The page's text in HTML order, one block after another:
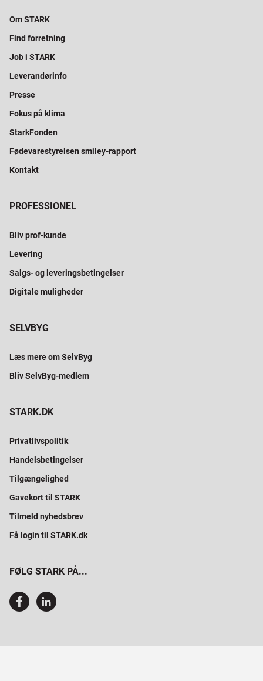
Om STARK
Find forretning
Job i STARK
Leverandørinfo
Presse
Fokus på klima
StarkFonden
Fødevarestyrelsen smiley-rapport
Kontakt
PROFESSIONEL
Bliv prof-kunde
Levering
Salgs- og leveringsbetingelser
Digitale muligheder
SELVBYG
Læs mere om SelvByg
Bliv SelvByg-medlem
STARK.DK
Privatlivspolitik
Handelsbetingelser
Tilgængelighed
Gavekort til STARK
Tilmeld nyhedsbrev
Få login til STARK.dk
FØLG STARK PÅ...